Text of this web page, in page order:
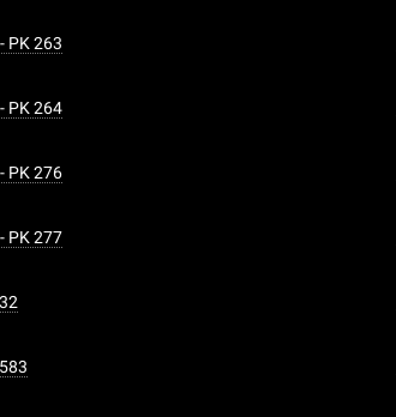
PK 263
PK 264
PK 276
PK 277